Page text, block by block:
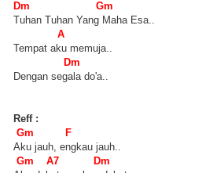
Dm Gm
Tuhan Tuhan Yang Maha Esa..
A
Tempat aku memuja..
Dm
Dengan segala do'a..
Reff :
Gm F
Aku jauh, engkau jauh..
Gm A7 Dm